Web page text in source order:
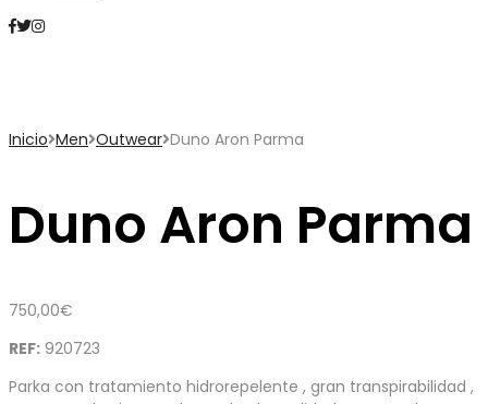
Inicio Men Outwear Duno Aron Parma
Duno Aron Parma
750,00€
REF: 920723
Parka con tratamiento hidrorepelente , gran transpirabilidad ,